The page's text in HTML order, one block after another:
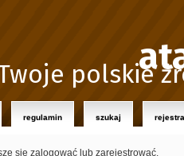
polskie
regulamin szukaj
się zalogować lub zarejestrować.